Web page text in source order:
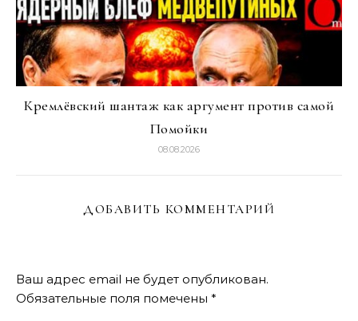
Кремлёвский шантаж как аргумент против самой
Помойки
08.08.2026
ДОБАВИТЬ КОММЕНТАРИЙ
Ваш адрес email не будет опубликован.
Обязательные поля помечены *